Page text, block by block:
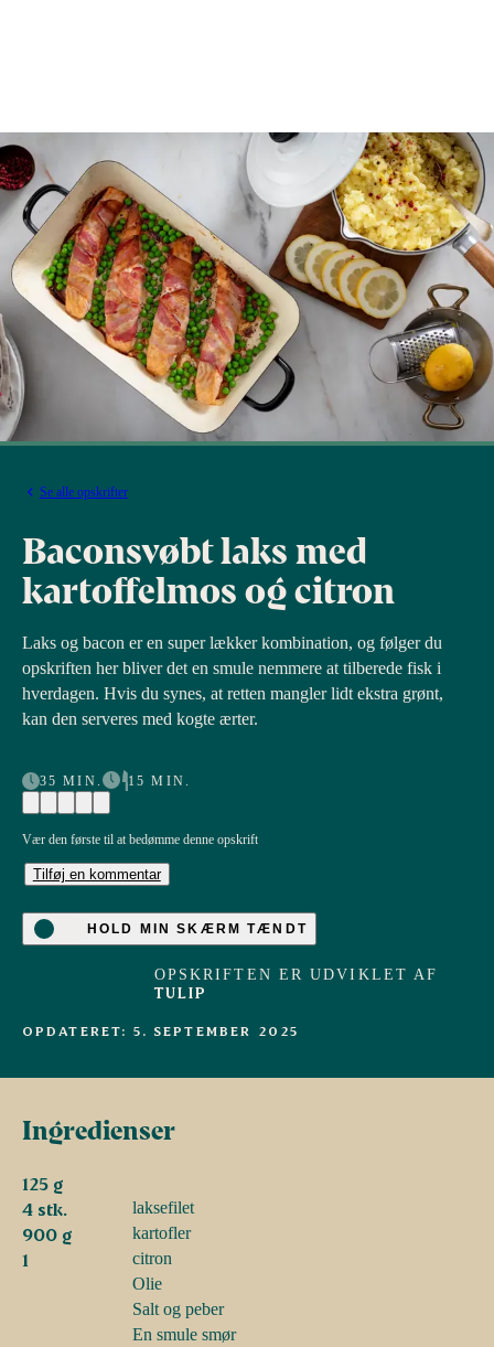
Se alle opskrifter
Baconsvøbt laks med
kartoffelmos og citron
Laks og bacon er en super lækker kombination, og følger du
opskriften her bliver det en smule nemmere at tilberede fisk i
hverdagen. Hvis du synes, at retten mangler lidt ekstra grønt,
kan den serveres med kogte ærter.
35 MIN. 15 MIN.
Vær den første til at bedømme denne opskrift
Tilføj en kommentar
HOLD MIN SKÆRM TÆNDT
OPSKRIFTEN ER UDVIKLET AF
TULIP
OPDATERET: 5. SEPTEMBER 2025
Ingredienser
125 g
4 stk.
laksefilet
900 g kartofler
1
citron
Olie
Salt og peber
En smule smør